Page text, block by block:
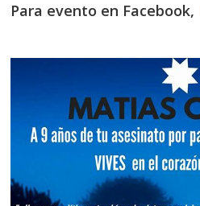
Para evento en Facebook,